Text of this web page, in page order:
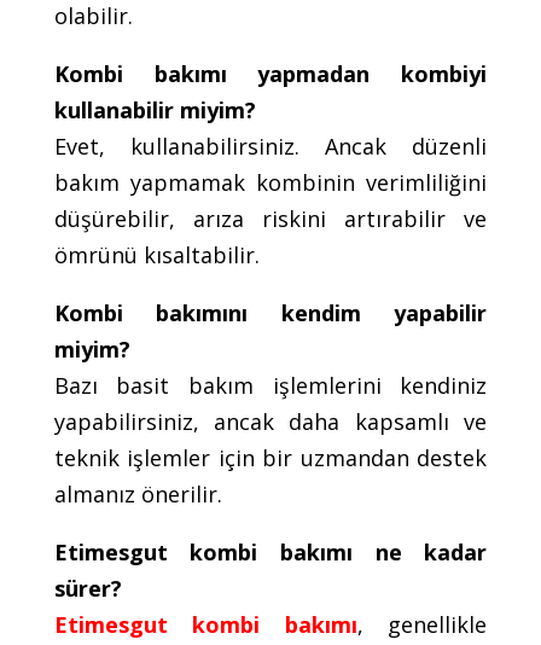
olabilir.
Kombi bakımı yapmadan kombiyi
kullanabilir miyim?
Evet, kullanabilirsiniz. Ancak düzenli
bakım yapmamak kombinin verimliliğini
düşürebilir, arıza riskini artırabilir ve
ömrünü kısaltabilir.
Kombi bakımını kendim yapabilir
miyim?
Bazı basit bakım işlemlerini kendiniz
yapabilirsiniz, ancak daha kapsamlı ve
teknik işlemler için bir uzmandan destek
almanız önerilir.
Etimesgut kombi bakımı ne kadar
sürer?
Etimesgut kombi bakımı, genellikle